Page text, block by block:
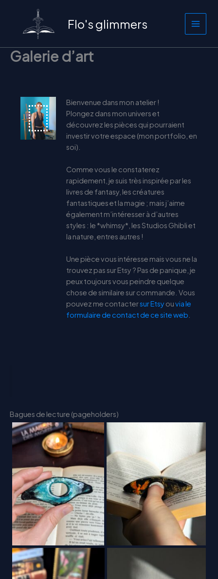
contenu
Flo's glimmers
Galerie d’art
Bienvenue dans mon atelier !
Plongez dans mon univers et
découvrez les pièces qui pourraient
investir votre espace (mon portfolio, en
soi).
Comme vous le constaterez
rapidement, je suis très inspirée par les
livres de fantasy, les créatures
fantastiques et la magie ; mais j’aime
également m’intéresser à d’autres
styles : le *whimsy*, les Studios Ghibli et
la nature, entres autres !
Une pièce vous intéresse mais vous ne la
trouvez pas sur Etsy ? Pas de panique, je
peux toujours vous peindre quelque
chose de similaire sur commande. Vous
pouvez me contactersur Etsyouvia le
formulaire de contact de ce site web
Bagues de lecture (pageholders)